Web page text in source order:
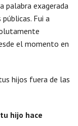
palabra exagerada
Fui a
el momento en
hijos fuera de las
hijo hace